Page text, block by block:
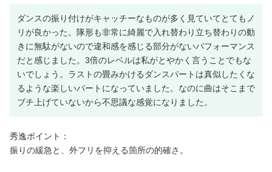
ダンスの振り付けがキャッチーなものが多く見ていてとてもノ
リが良かった。隊形も非常に綺麗で入れ替わり立ち替わりの動
きに無駄がないので違和感を感じる部分がないパフォーマンス
だと感じました。3倍のレベルは私がとやかく言うことでもな
いでしょう。ラストの畳みかけるダンスパートは真似したくな
るような楽しいパートになっていました。なのに曲はそこまで
ブチ上げていないから不思議な感覚になりました。
秀逸ポイント：
振りの緩急と、外フリを抑える箇所の的確さ。